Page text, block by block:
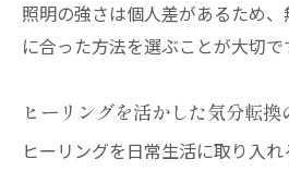
照明の強さは個人差があるため
に合った方法を選ぶことが大切で
ヒーリングを活かした気分転換
ヒーリングを日常生活に取り入